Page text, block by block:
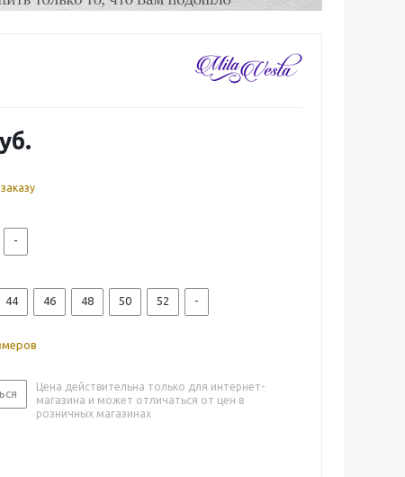
-
44 46 48 50 52 -
Цена действительна только для интернет-
магазина и может отличаться от цен в
розничных магазинах